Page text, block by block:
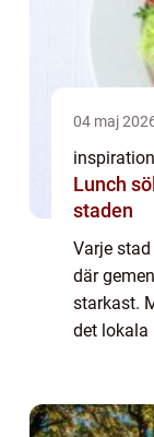
04 maj
inspiration
Lunch sölvesborg
staden
Varje
där
starkast.
det lokala